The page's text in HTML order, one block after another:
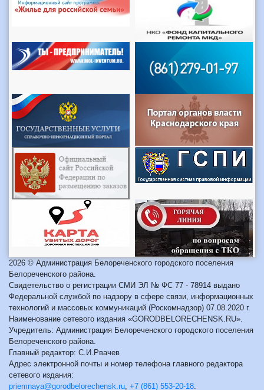
2026 © Администрация Белореченского городского поселения
Белореченского района.
Свидетельство о регистрации СМИ ЭЛ № ФС 77 - 78914 выдано
Федеральной службой по надзору в сфере связи, информационных
технологий и массовых коммуникаций (Роскомнадзор) 07.08.2020 г.
Наименование сетевого издания «GORODBELORECHENSK.RU».
Учредитель: Администрация Белореченского городского поселения
Белореченского района.
Главный редактор: С.И.Рвачев
Адрес электронной почты и номер телефона главного редактора
сетевого издания:
priemnaya@gorodbelorechensk.ru +7 (861) 553-20-18